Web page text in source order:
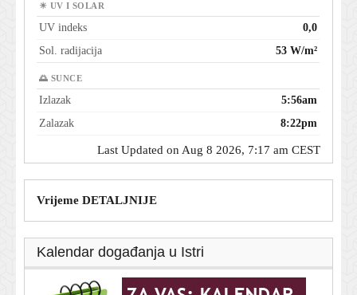
☀ UV I SOLAR
UV indeks
0,0
Sol. radijacija
53 W/m²
🌅 SUNCE
Izlazak
5:56am
Zalazak
8:22pm
Last Updated on Aug 8 2026, 7:17 am CEST
Vrijeme DETALJNIJE
Kalendar događanja u Istri